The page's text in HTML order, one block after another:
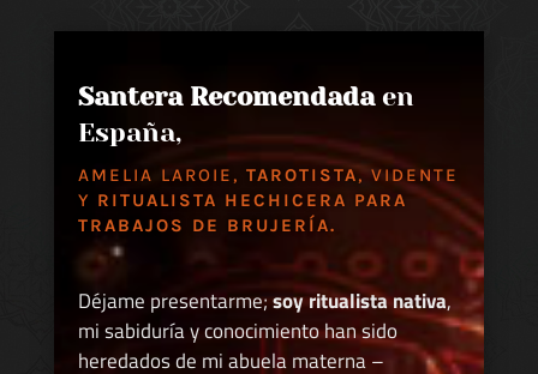
Santera Recomendadaen
España,
AMELIA LAROIE, TAROTISTA, VIDENTE
Y RITUALISTA HECHICERA PARA
TRABAJOS DE BRUJERÍA.
Déjame presentarme;soy ritualista nativa,
mi sabiduría y conocimiento han sido
heredados de mi abuela materna –